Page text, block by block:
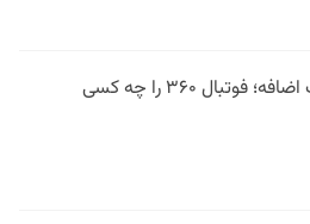
فیلتر در وقت اضافه؛ فوتبال ۳۶۰ را چه کسی